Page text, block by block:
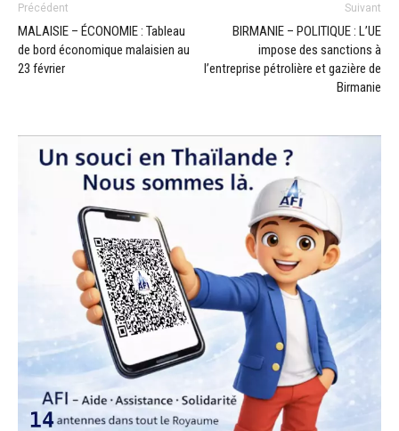
Précédent
MALAISIE – ÉCONOMIE : Tableau
de bord économique malaisien au
23 février
Suivant
BIRMANIE – POLITIQUE : L’UE
impose des sanctions à
l’entreprise pétrolière et gazière de
Birmanie